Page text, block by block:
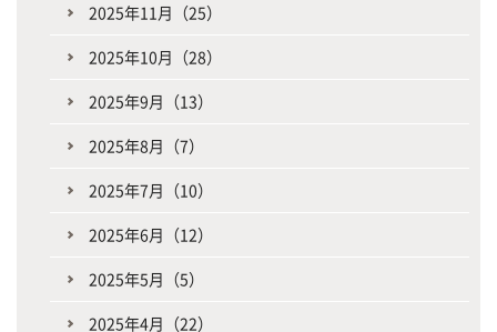
2025年11月（25）
2025年10月（28）
2025年9月（13）
2025年8月（7）
2025年7月（10）
2025年6月（12）
2025年5月（5）
2025年4月（22）